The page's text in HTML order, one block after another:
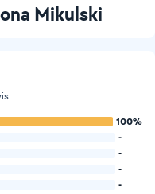
Mikulski
100%
-
-
-
-